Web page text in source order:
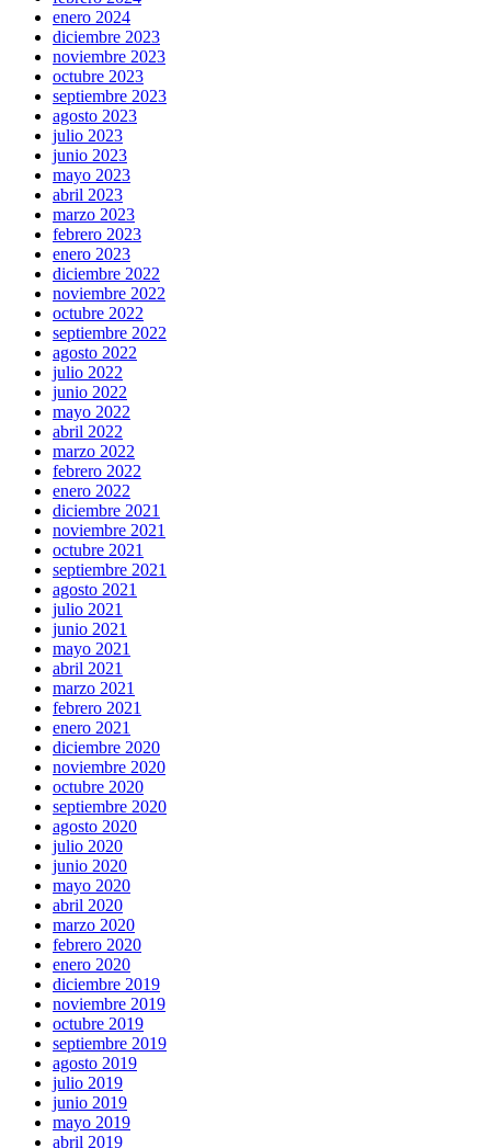
enero 2024
diciembre 2023
noviembre 2023
octubre 2023
septiembre 2023
agosto 2023
julio 2023
junio 2023
mayo 2023
abril 2023
marzo 2023
febrero 2023
enero 2023
diciembre 2022
noviembre 2022
octubre 2022
septiembre 2022
agosto 2022
julio 2022
junio 2022
mayo 2022
abril 2022
marzo 2022
febrero 2022
enero 2022
diciembre 2021
noviembre 2021
octubre 2021
septiembre 2021
agosto 2021
julio 2021
junio 2021
mayo 2021
abril 2021
marzo 2021
febrero 2021
enero 2021
diciembre 2020
noviembre 2020
octubre 2020
septiembre 2020
agosto 2020
julio 2020
junio 2020
mayo 2020
abril 2020
marzo 2020
febrero 2020
enero 2020
diciembre 2019
noviembre 2019
octubre 2019
septiembre 2019
agosto 2019
julio 2019
junio 2019
mayo 2019
abril 2019